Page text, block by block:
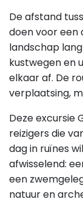
De afstand
doen voor een
landschap
kustwegen en
elkaar af. De
verplaatsing,
Deze excursie
reizigers die
dag in ruïnes
afwisselend:
een
natuur en